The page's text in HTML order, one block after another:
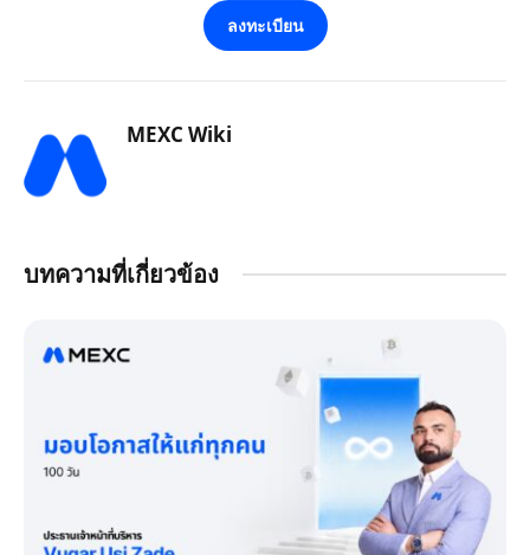
ลงทะเบียน
MEXC Wiki
บทความที่เกี่ยวข้อง